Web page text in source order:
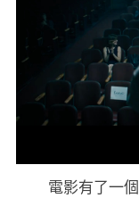
電影有了一